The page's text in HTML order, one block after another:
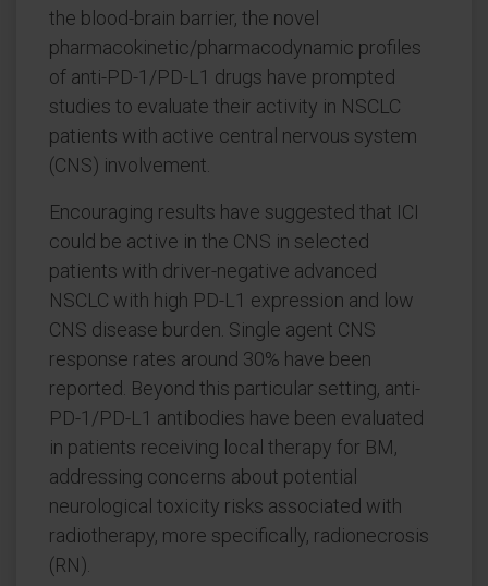
the blood-brain barrier, the novel
pharmacokinetic/pharmacodynamic profiles
of anti-PD-1/PD-L1 drugs have prompted
studies to evaluate their activity in NSCLC
patients with active central nervous system
(CNS) involvement.
Encouraging results have suggested that ICI
could be active in the CNS in selected
patients with driver-negative advanced
NSCLC with high PD-L1 expression and low
CNS disease burden. Single agent CNS
response rates around 30% have been
reported. Beyond this particular setting, anti-
PD-1/PD-L1 antibodies have been evaluated
in patients receiving local therapy for BM,
addressing concerns about potential
neurological toxicity risks associated with
radiotherapy, more specifically, radionecrosis
(RN).